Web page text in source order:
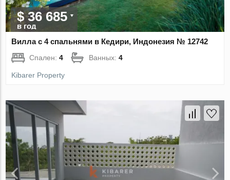
$ 36 685
в год
Вилла с 4 спальнями в Кедири, Индонезия № 12742
Спален:4 Ванных:4
Kibarer Property